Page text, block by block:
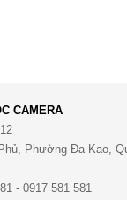
CAMERA
Phường Đa Kao,
- 0917 581 581